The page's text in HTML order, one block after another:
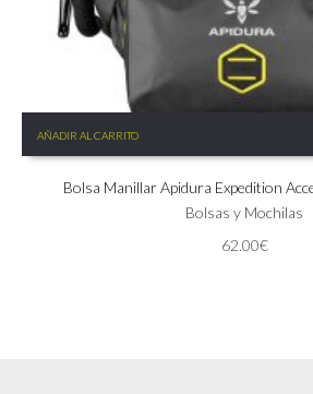
AÑADIR AL CARRITO
Bolsa Manillar Apidura Expedition
Bolsas y Mochilas
62.00€